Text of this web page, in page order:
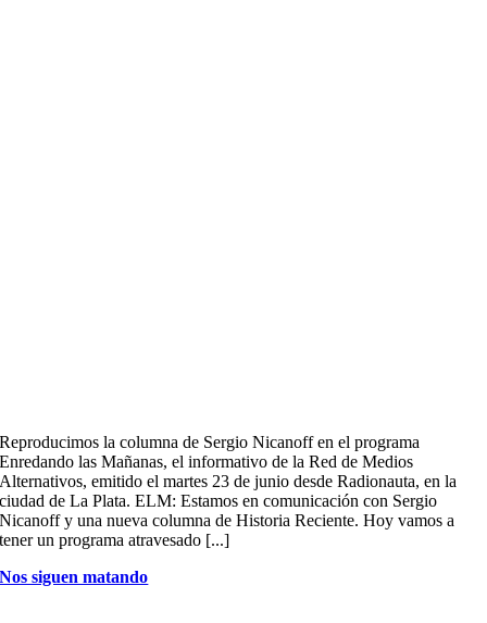
Reproducimos la columna de Sergio Nicanoff en el programa
Enredando las Mañanas, el informativo de la Red de Medios
Alternativos, emitido el martes 23 de junio desde Radionauta, en la
ciudad de La Plata. ELM: Estamos en comunicación con Sergio
Nicanoff y una nueva columna de Historia Reciente. Hoy vamos a
tener un programa atravesado [...]
Nos siguen matando